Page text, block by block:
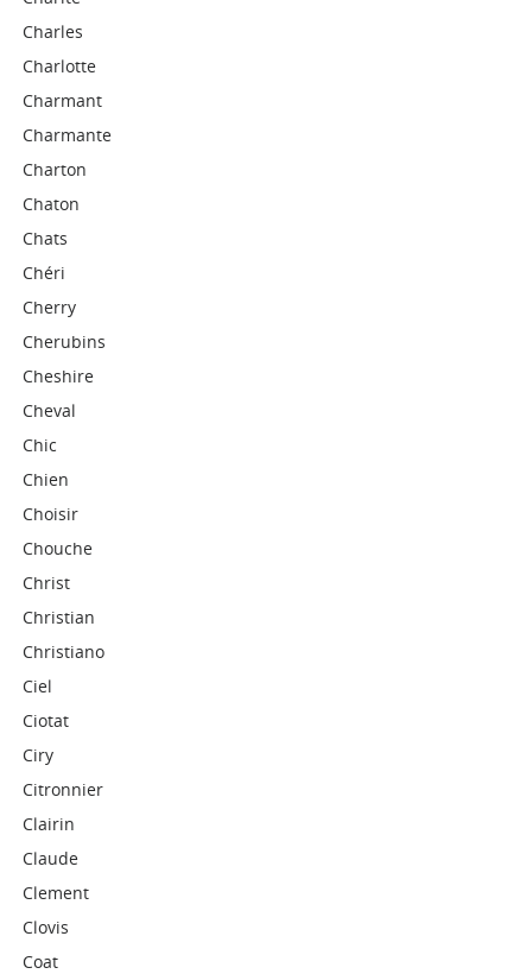
Charles
Charlotte
Charmant
Charmante
Charton
Chaton
Chats
Chéri
Cherry
Cherubins
Cheshire
Cheval
Chic
Chien
Choisir
Chouche
Christ
Christian
Christiano
Ciel
Ciotat
Ciry
Citronnier
Clairin
Claude
Clement
Clovis
Coat